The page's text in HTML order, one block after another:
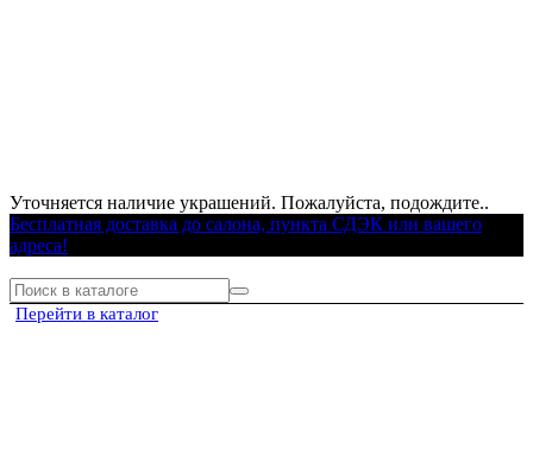
Уточняется наличие украшений. Пожалуйста, подождите..
Бесплатная доставка до салона, пункта СДЭК или вашего
адреса!
Перейти в каталог